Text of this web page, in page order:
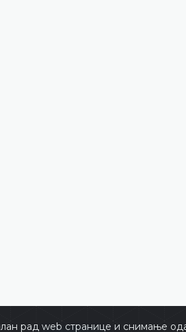
рад web странице и снимање